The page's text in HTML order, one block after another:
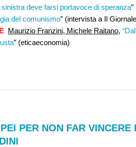
sinistra deve farsi portavoce di speranza
del comunismo” (intervista a Il
Maurizio Franzini, Michele Raitano,
” (eticaeconomia)
PER NON FAR